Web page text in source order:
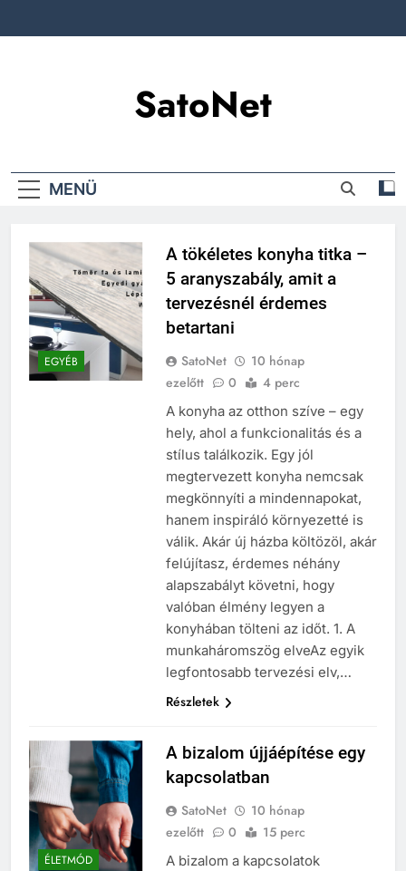
SatoNet
MENÜ
EGYÉB
A tökéletes konyha titka –
5 aranyszabály, amit a
tervezésnél érdemes
betartani
SatoNet
10 hónap
ezelőtt
0 4 perc
A konyha az otthon szíve – egy
hely, ahol a funkcionalitás és a
stílus találkozik. Egy jól
megtervezett konyha nemcsak
megkönnyíti a mindennapokat,
hanem inspiráló környezetté is
válik. Akár új házba költözöl, akár
felújítasz, érdemes néhány
alapszabályt követni, hogy
valóban élmény legyen a
konyhában tölteni az időt. 1. A
munkaháromszög elveAz egyik
legfontosabb tervezési elv,…
Részletek
ÉLETMÓD
A bizalom újjáépítése egy
kapcsolatban
SatoNet
10 hónap
ezelőtt
0 15 perc
A bizalom a kapcsolatok